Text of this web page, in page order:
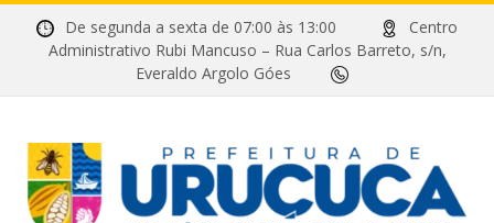
De segunda a sexta de 07:00 às 13:00
Centro
Administrativo Rubi Mancuso – Rua Carlos Barreto, s/n,
Everaldo Argolo Góes